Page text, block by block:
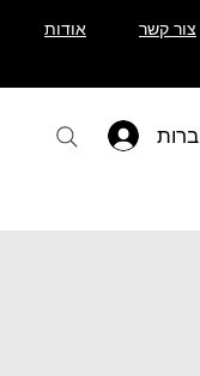
אודות צור קשר